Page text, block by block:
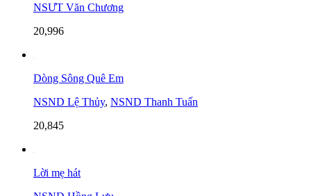
NSƯT Văn Chương
20,996
Dòng Sông Quê Em
NSND Lệ Thủy, NSND Thanh Tuấn
20,845
Lời mẹ hát